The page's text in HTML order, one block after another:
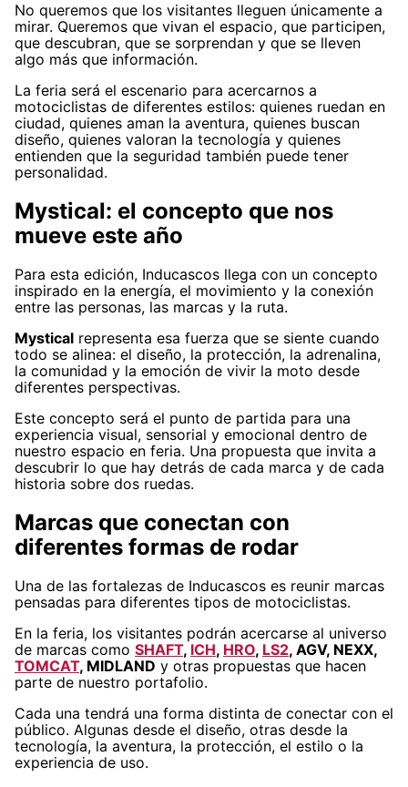
No queremos que los visitantes lleguen únicamente a
mirar. Queremos que vivan el espacio, que participen,
que descubran, que se sorprendan y que se lleven
algo más que información.
La feria será el escenario para acercarnos a
motociclistas de diferentes estilos: quienes ruedan en
ciudad, quienes aman la aventura, quienes buscan
diseño, quienes valoran la tecnología y quienes
entienden que la seguridad también puede tener
personalidad.
Mystical: el concepto que nos
mueve este año
Para esta edición, Inducascos llega con un concepto
inspirado en la energía, el movimiento y la conexión
entre las personas, las marcas y la ruta.
Mystical representa esa fuerza que se siente cuando
todo se alinea: el diseño, la protección, la adrenalina,
la comunidad y la emoción de vivir la moto desde
diferentes perspectivas.
Este concepto será el punto de partida para una
experiencia visual, sensorial y emocional dentro de
nuestro espacio en feria. Una propuesta que invita a
descubrir lo que hay detrás de cada marca y de cada
historia sobre dos ruedas.
Marcas que conectan con
diferentes formas de rodar
Una de las fortalezas de Inducascos es reunir marcas
pensadas para diferentes tipos de motociclistas.
En la feria, los visitantes podrán acercarse al universo
de marcas como SHAFT, ICH, HRO, LS2, AGV, NEXX,
TOMCAT, MIDLAND y otras propuestas que hacen
parte de nuestro portafolio.
Cada una tendrá una forma distinta de conectar con el
público. Algunas desde el diseño, otras desde la
tecnología, la aventura, la protección, el estilo o la
experiencia de uso.